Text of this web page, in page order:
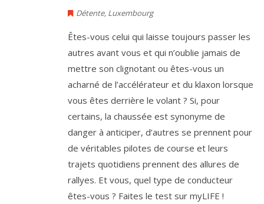
Détente, Luxembourg
Êtes-vous celui qui laisse toujours passer les
autres avant vous et qui n’oublie jamais de
mettre son clignotant ou êtes-vous un
acharné de l’accélérateur et du klaxon lorsque
vous êtes derrière le volant ? Si, pour
certains, la chaussée est synonyme de
danger à anticiper, d’autres se prennent pour
de véritables pilotes de course et leurs
trajets quotidiens prennent des allures de
rallyes. Et vous, quel type de conducteur
êtes-vous ? Faites le test sur myLIFE !